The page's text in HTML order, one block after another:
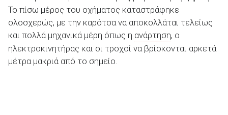
ΑΝΑΖΗΤΗΣΗ
Το πίσω μέρος του οχήματος καταστράφηκε
ολοσχερώς, με την καρότσα να αποκολλάται τελείως
και πολλά μηχανικά μέρη όπως η ανάρτηση, ο
ηλεκτροκινητήρας και οι τροχοί να βρίσκονται αρκετά
μέτρα μακριά από το σημείο.